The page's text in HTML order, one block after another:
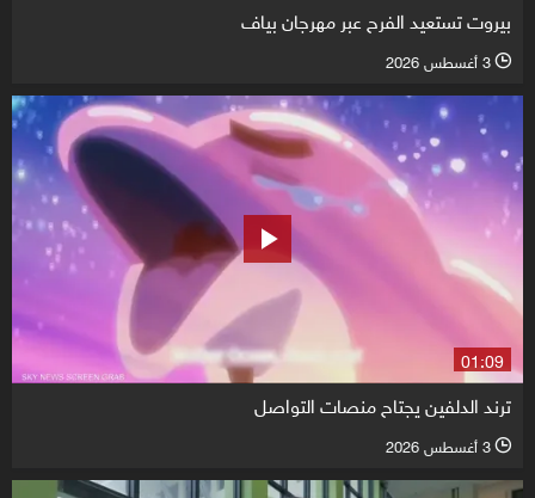
بيروت تستعيد الفرح عبر مهرجان بياف
l 3 أغسطس 2026
01:09
ترند الدلفين يجتاح منصات التواصل
l 3 أغسطس 2026